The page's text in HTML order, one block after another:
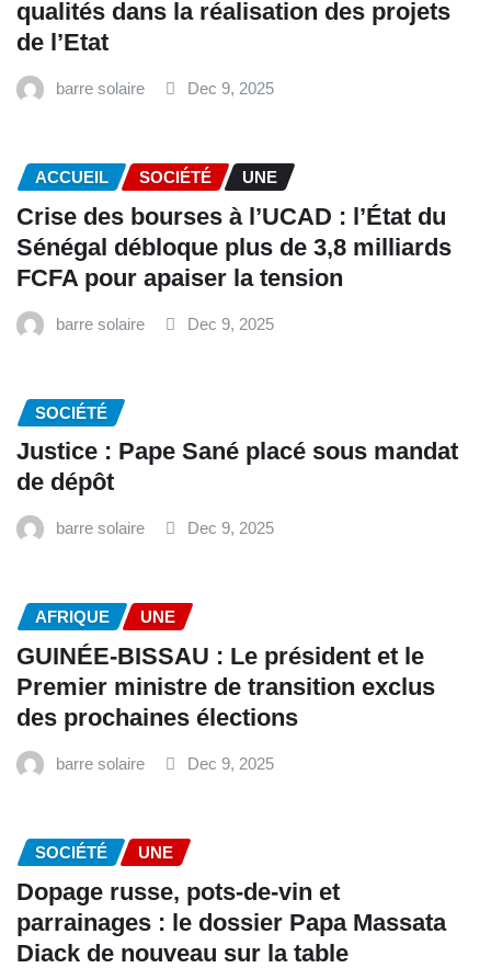
qualités dans la réalisation des projets
de l’Etat
barre solaire Dec 9, 2025
ACCUEIL SOCIÉTÉ UNE
Crise des bourses à l’UCAD : l’État du
Sénégal débloque plus de 3,8 milliards
FCFA pour apaiser la tension
barre solaire Dec 9, 2025
SOCIÉTÉ
Justice : Pape Sané placé sous mandat
de dépôt
barre solaire Dec 9, 2025
AFRIQUE UNE
GUINÉE-BISSAU : Le président et le
Premier ministre de transition exclus
des prochaines élections
barre solaire Dec 9, 2025
SOCIÉTÉ UNE
Dopage russe, pots-de-vin et
parrainages : le dossier Papa Massata
Diack de nouveau sur la table